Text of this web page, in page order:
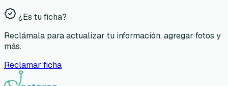
¿Es tu ficha?
Reclámala para actualizar tu información, agregar fotos y
más.
Reclamar ficha